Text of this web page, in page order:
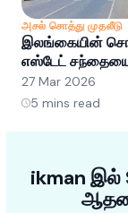
அசல் சொத்து முதலீடு
இலங்கையின்
எஸ்டேட்
புரிந்துகொள்வது:
மற்றும் போக்குகள்
27 Mar 2026
5 mins read
ikman இல்